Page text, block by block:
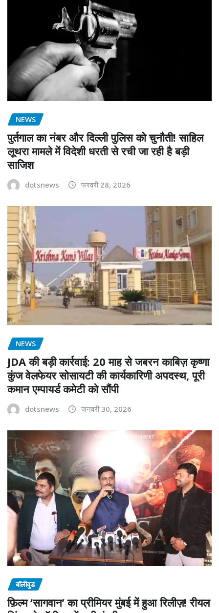
NEWS
पुर्तगाल का नंबर और दिल्ली पुलिस को चुनौती! साहिल
लूथरा मामले में विदेशी धरती से रची जा रही है बड़ी
साजिश
dotsnews फरवरी 28, 2026
NEWS
JDA की बड़ी कार्रवाई: 20 माह से जबरन काबिज़ कृष्णा
कुंज वेलफेयर सोसायटी की कार्यकारिणी अपदस्थ, पूरी
कमान एम्पायर्ड कमेटी को सौंपी
dotsnews जनवरी 30, 2026
बॉलीवुड
फ़िल्म ‘सागवान’ का प्रीमियर मुंबई में हुआ रिलीज़! रीयल